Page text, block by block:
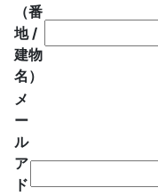
（番
地 /
建物
名）
メ
ー
ル
ア
ド